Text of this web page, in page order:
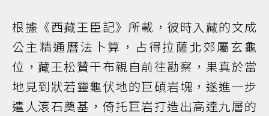
根據《西藏王臣記》所載，彼時入藏的文成
公主精通曆法卜算，占得拉薩北郊屬玄龜
位，藏王松贊干布親自前往勘察，果真於當
地見到狀若靈龜伏地的巨碩岩塊，遂進一步
遣人滾石奠基，倚托巨岩打造出高達九層的